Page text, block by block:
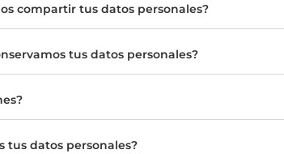
compartir tus datos personales?
tus datos personales?
tus datos personales?